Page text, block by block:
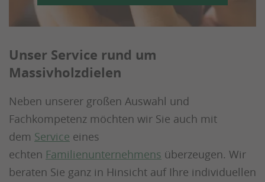
Unser Service rund um
Massivholzdielen
Neben unserer großen Auswahl und
Fachkompetenz möchten wir Sie auch mit
dem Service eines
echten Familienunternehmens überzeugen. Wir
beraten Sie ganz in Hinsicht auf Ihre individuellen